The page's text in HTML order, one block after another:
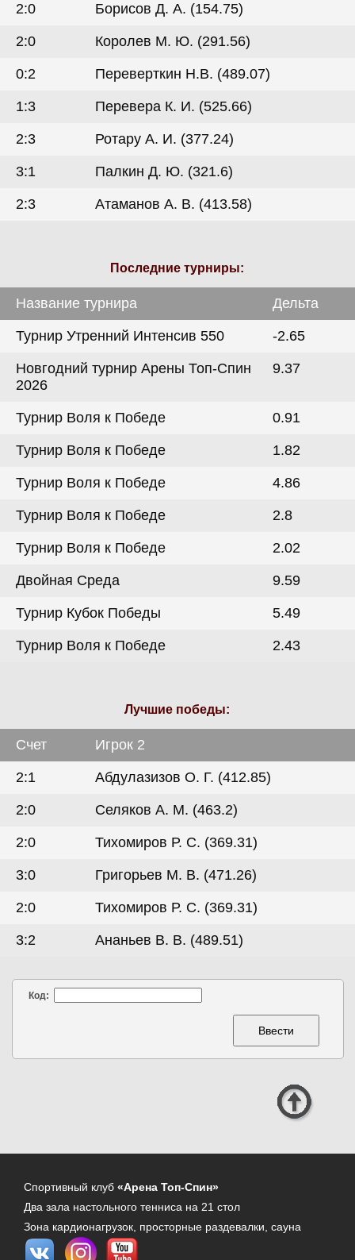
2:0 Борисов Д. А. (154.75)
2:0 Королев М. Ю. (291.56)
0:2 Переверткин Н.В. (489.07)
1:3 Перевера К. И. (525.66)
2:3 Ротару А. И. (377.24)
3:1 Палкин Д. Ю. (321.6)
2:3 Атаманов А. В. (413.58)
Последние турниры:
Название турнира Дельта
Турнир Утренний Интенсив 550 -2.65
Новгодний турнир Арены Топ-Спин
2026
9.37
Турнир Воля к Победе 0.91
Турнир Воля к Победе 1.82
Турнир Воля к Победе 4.86
Турнир Воля к Победе 2.8
Турнир Воля к Победе 2.02
Двойная Среда 9.59
Турнир Кубок Победы 5.49
Турнир Воля к Победе 2.43
Лучшие победы:
Счет Игрок 2
2:1 Абдулазизов О. Г. (412.85)
2:0 Селяков А. М. (463.2)
2:0 Тихомиров Р. С. (369.31)
3:0 Григорьев М. В. (471.26)
2:0 Тихомиров Р. С. (369.31)
3:2 Ананьев В. В. (489.51)
Код:
Спортивный клуб «Арена Топ-Спин»
Два зала настольного тенниса на 21 стол
Зона кардионагрузок, просторные раздевалки, сауна